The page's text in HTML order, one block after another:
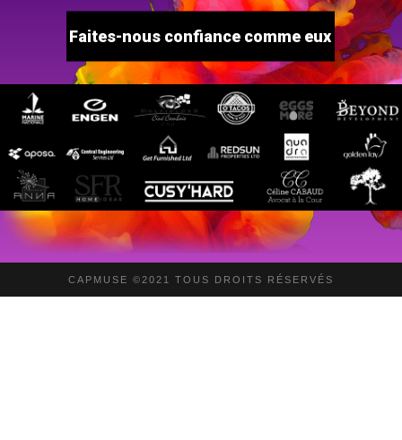
Faites-nous confiance comme eux
CAPMUSE ©2021 TOUS DROITS RÉSERVÉS